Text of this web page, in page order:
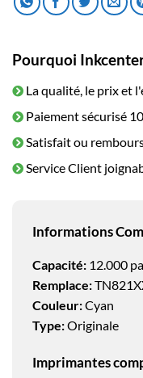
Pourquoi
La qualité, le prix et
Paiement sécurisé
Satisfait ou
Service Client
Informations
Capacité: 12.000
Remplace:
Couleur:Cyan
Type:Originale
Imprimantes